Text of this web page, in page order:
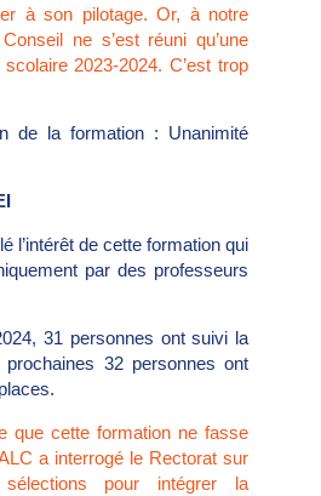
à son pilotage. Or, à notre
ne s’est réuni qu’une
2023-2024. C’est trop
de la formation : Unanimité
l’intérêt de cette formation qui
par des professeurs
31 personnes ont suivi la
prochaines 32 personnes ont
que cette formation ne fasse
a interrogé le Rectorat sur
pour intégrer la